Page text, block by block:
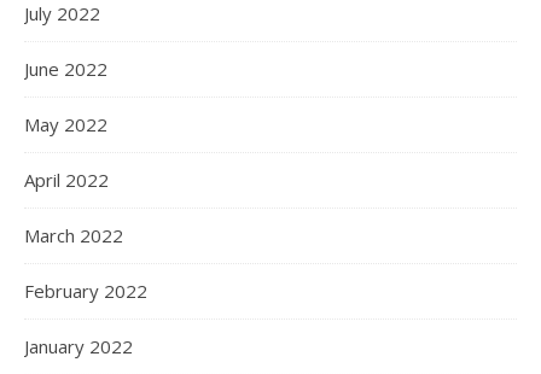
July 2022
June 2022
May 2022
April 2022
March 2022
February 2022
January 2022